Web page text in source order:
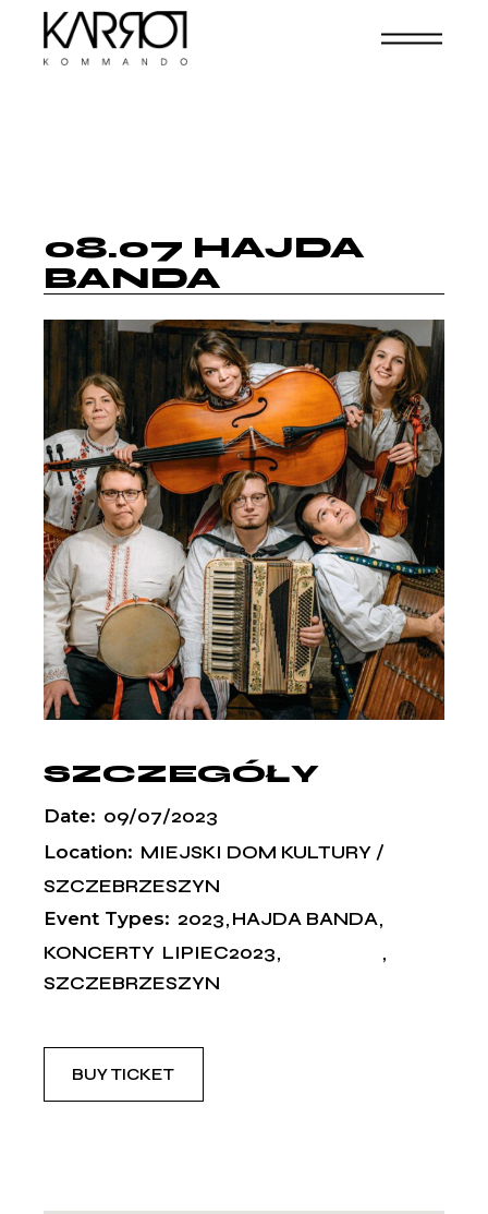
08.07 HAJDA
BANDA
SZCZEGÓŁY
Date: 09/07/2023
Location: MIEJSKI DOM KULTURY /
SZCZEBRZESZYN
Event Types: 2023 HAJDA BANDA
KONCERTY LIPIEC2023
SZCZEBRZESZYN
BUY TICKET